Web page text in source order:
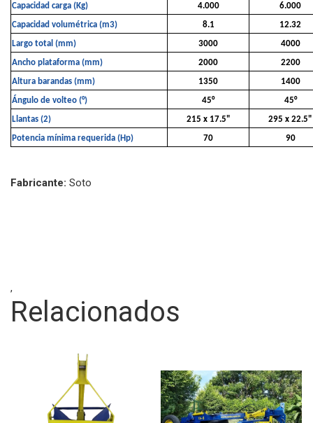
Capacidad carga (Kg) 4.000 6.000
Capacidad volumétrica (m3) 8.1 12.32
Largo total (mm) 3000 4000
Ancho plataforma (mm) 2000 2200
Altura barandas (mm) 1350 1400
Ángulo de volteo (°) 45° 45°
Llantas (2) 215 x 17.5" 295 x 22.5"
Potencia mínima requerida (Hp) 70 90
Fabricante: Soto
,
Relacionados